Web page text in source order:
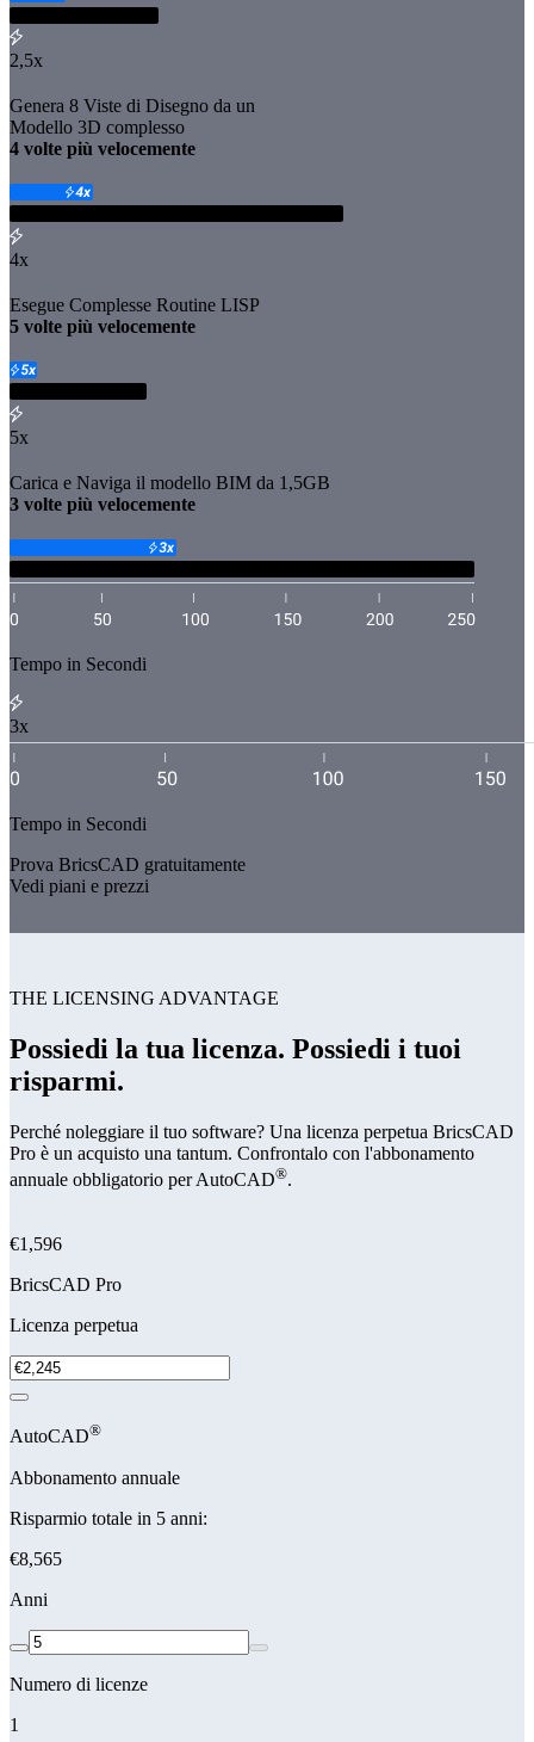
2,5x
Genera 8 Viste di Disegno da un
Modello 3D complesso
️4 volte più velocemente
4x
Esegue Complesse Routine LISP
️5 volte più velocemente
5x
Carica e Naviga il modello BIM da 1,5GB
️3 volte più velocemente
Tempo in Secondi
3x
Tempo in Secondi
Prova BricsCAD gratuitamente
Vedi piani e prezzi
THE LICENSING ADVANTAGE
Possiedi la tua licenza. Possiedi i tuoi
risparmi.
Perché noleggiare il tuo software? Una licenza perpetua BricsCAD
Pro è un acquisto una tantum. Confrontalo con l'abbonamento
annuale obbligatorio per AutoCAD®.
€1,596
BricsCAD Pro
Licenza perpetua
AutoCAD®
Abbonamento annuale
Risparmio totale in 5 anni:
€8,565
Anni
Numero di licenze
1